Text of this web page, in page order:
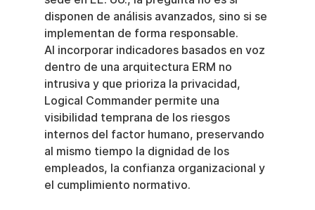
disponen de análisis avanzados, sino si se
implementan de forma responsable.
Al incorporar indicadores basados en voz
dentro de una arquitectura ERM no
intrusiva y que prioriza la privacidad,
Logical Commander permite una
visibilidad temprana de los riesgos
internos del factor humano, preservando
al mismo tiempo la dignidad de los
empleados, la confianza organizacional y
el cumplimiento normativo.